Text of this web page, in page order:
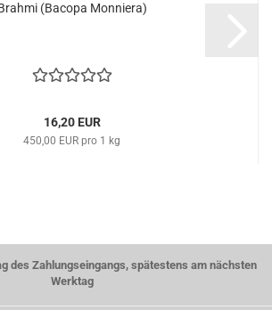
(Bacopa Monniera)
16,20 EUR
450,00 EUR pro 1 kg
des Zahlungseingangs, spätestens am nächsten
Werktag